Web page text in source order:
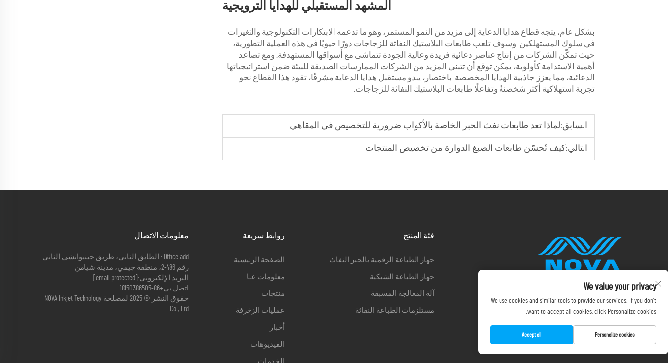
المشهد المستقبلي للهدايا الترويجية
بشكل عام، يتجه قطاع هدايا الدعاية إلى مزيد من النمو المستمر، وهو ما تدعمه الابتكارات التكنولوجية والتغيرات
في سلوك المستهلكين. وسوف تلعب طابعات البلاستيك النفاثة للزجاجات دورًا حيويًا في هذه العملية التطورية،
حيث تمكّن الشركات من إنتاج عناصر دعائية فريدة وعالية الجودة تتماشى مع أسواقها المستهدفة. ومع تصاعد
أهمية الاستدامة كأولوية، يمكن توقع أن تتبنى المزيد من الشركات الممارسات الصديقة للبيئة ضمن استراتيجياتها
الدعائية، مما يعزز جاذبية الهدايا المخصصة. باختصار، يبدو مستقبل هدايا الدعاية مشرقًا، تقود هذا القطاع نحو
تجربة استهلاكية أكثر شخصنةً وتفاعلًا طابعات البلاستيك النفاثة للزجاجات.
السابق:لماذا تعد طابعات نفث الحبر الخاصة بالأكواب ضرورية للتخصيص في المقاهي
التالي:كيف تُحسّن طابعات الصبغ الدوارة من تخصيص المنتجات
فئة المنتج
جهاز الطباعة الرقمية بالحبر النفاث
جهاز الطباعة الشبكية
آلة المعالجة المسبقة
مستلزمات الطباعة النفاثة
روابط سريعة
الصفحة الرئيسية
معلومات عنا
منتجات
عمليات الزخرفة
أخبار
الفيديوهات
الخدمات
معلومات الاتصال
Office add : الطابق الثاني، طريق جينيوانشي الثاني
رقم 486-2، منطقة جيمي، مدينة شيامن
البريد الإلكتروني:
اتصل بي+86-18150386505
حقوق النشر © 2025 لمصلحة NOVA Inkjet Technology
Co., Ltd.
We value your privacy
We use cookies and similar tools to provide our services. If you don't
want to accept all cookies, click Personalize cookies.
Personalize cookies
Accept all